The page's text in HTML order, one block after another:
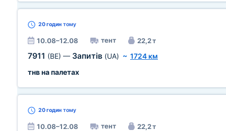
20 годин тому
10.08–12.08 тент 22,2 т
7911 (BE) — Запитів (UA) ~ 1724 км
тнв на палетах
20 годин тому
10.08–12.08 тент 22,2 т